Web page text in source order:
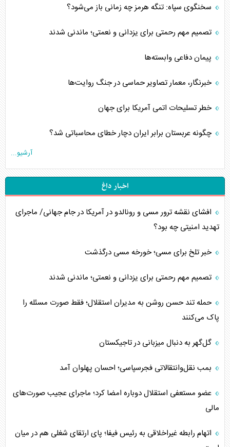
سخنگوی سپاه: تنگه هرمز چه زمانی باز می‌شود؟
تصمیم مهم رحمتی برای یزدانی و نعمتی؛ ماندنی شدند
پیمان دفاعی‌ وابسته‌ها
خبرنگار، معمار تصاویر حماسی در جنگ روایت‌ها
خطر تسلیحات اتمی آمریکا برای جهان
چگونه عربستان برابر ایران دچار خطای محاسباتی شد؟
آرشیو...
اخبار داغ
افشای نقشه ترور مسی و رونالدو در آمریکا در جام جهانی/ ماجرای
تهدید امنیتی چه بود؟
خبر تلخ برای مسی؛ خورخه مسی درگذشت
تصمیم مهم رحمتی برای یزدانی و نعمتی؛ ماندنی شدند
حمله تند حسن روشن به مدیران استقلال؛ فقط صورت مسئله را
پاک می‌کنند
گل‌گهر به دنبال میزبانی در تاجیکستان
بمب نقل‌وانتقالاتی فجرسپاسی؛ احسان پهلوان آمد
عضو مستعفی استقلال دوباره امضا کرد؛ ماجرای عجیب صورت‌های
مالی
اتهام رابطه غیراخلاقی به رئیس فیفا؛ پای ارتقای شغلی هم در میان